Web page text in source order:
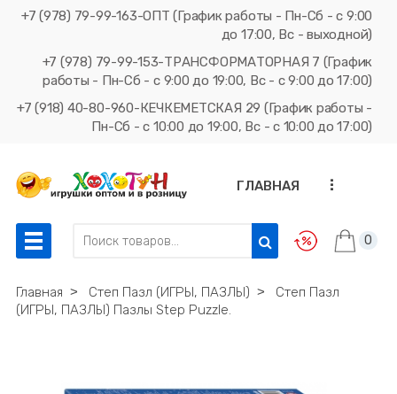
+7 (978) 79-99-163-ОПТ (График работы - Пн-Сб - с 9:00
до 17:00, Вс - выходной)
+7 (978) 79-99-153-ТРАНСФОРМАТОРНАЯ 7 (График
работы - Пн-Сб - с 9:00 до 19:00, Вс - с 9:00 до 17:00)
+7 (918) 40-80-960-КЕЧКЕМЕТСКАЯ 29 (График работы -
Пн-Сб - с 10:00 до 19:00, Вс - с 10:00 до 17:00)
ГЛАВНАЯ ...
0
Главная ˃ Степ Пазл (ИГРЫ, ПАЗЛЫ) ˃
Степ Пазл
(ИГРЫ, ПАЗЛЫ) Пазлы Step Puzzle.